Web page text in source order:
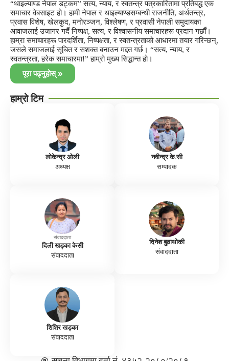
“थाइल्याण्ड नेपाल डट्कम” सत्य, न्याय, र स्वतन्त्र पत्रकारितामा प्रतिबद्ध एक
समाचार वेबसाइट हो। हामी नेपाल र थाइल्याण्डसम्बन्धी राजनीति, अर्थतन्त्र,
प्रवास विशेष, खेलकुद, मनोरञ्जन, विश्लेषण, र प्रवासी नेपाली समुदायका
आवाजलाई उजागर गर्दै निष्पक्ष, सत्य, र विश्वासनीय समाचारहरू प्रदान गर्छौं।
हाम्रा समाचारहरू पारदर्शिता, निष्पक्षता, र स्वतन्त्रताको आधारमा तयार गरिन्छन्,
जसले समाजलाई सूचित र सशक्त बनाउन मद्दत गर्छ। “सत्य, न्याय, र
स्वतन्त्रता, हरेक समाचारमा!” हाम्रो मुख्य सिद्धान्त हो।
पूरा पढ्नुहोस् »
हाम्रो टिम
लोकेन्द्र ओली
अध्यक्ष
नवीन्द्र के.सी
सम्पादक
संवाददाता
दिली खड्का केसी
संवाददाता
दिनेश बुढाथोकी
संवाददाता
शिशिर खड्का
संवाददाता